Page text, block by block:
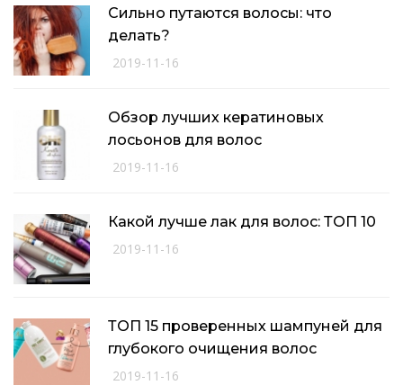
Сильно путаются волосы: что
делать?
2019-11-16
Обзор лучших кератиновых
лосьонов для волос
2019-11-16
Какой лучше лак для волос: ТОП 10
2019-11-16
ТОП 15 проверенных шампуней для
глубокого очищения волос
2019-11-16